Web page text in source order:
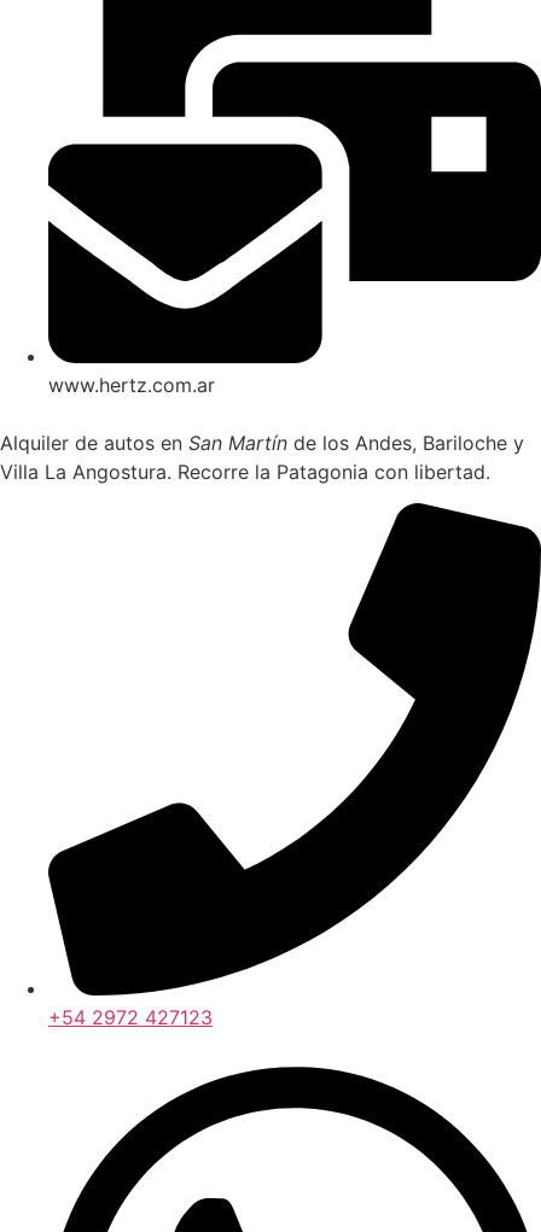
www.hertz.com.ar
Alquiler de autos en San Martín de los Andes, Bariloche y
Villa La Angostura. Recorre la Patagonia con libertad.
+54 2972 427123